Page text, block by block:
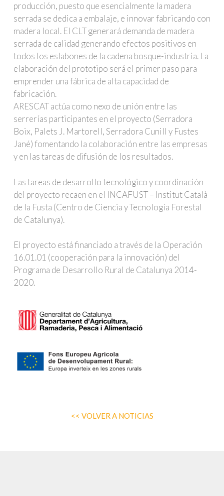
producción, puesto que esencialmente la madera
serrada se dedica a embalaje, e innovar fabricando con
madera local. El CLT generará demanda de madera
serrada de calidad generando efectos positivos en
todos los eslabones de la cadena bosque-industria. La
elaboración del prototipo será el primer paso para
emprender una fábrica de alta capacidad de
fabricación.
ARESCAT actúa como nexo de unión entre las
serrerías participantes en el proyecto (Serradora
Boix, Palets J. Martorell, Serradora Cunill y Fustes
Jané) fomentando la colaboración entre las empresas
y en las tareas de difusión de los resultados.
Las tareas de desarrollo tecnológico y coordinación
del proyecto recaen en el INCAFUST – Institut Català
de la Fusta (Centro de Ciencia y Tecnología Forestal
de Catalunya).
El proyecto está financiado a través de la Operación
16.01.01 (cooperación para la innovación) del
Programa de Desarrollo Rural de Catalunya 2014-
2020.
<< VOLVER A NOTICIAS